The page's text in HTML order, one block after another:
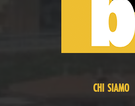
CHI SIAMO